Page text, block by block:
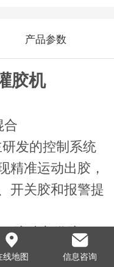
产品参数
胶机
合
发的控制系统
精准运动出胶，
开关胶和报警提
胶独立供胶
，配备两个大
线地图 信息咨询